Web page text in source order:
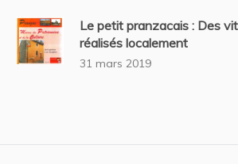
Le petit pranzacais : Des
réalisés localement
31 mars 2019